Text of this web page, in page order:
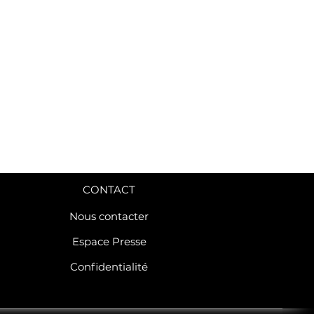
CONTACT
Nous contacter
Espace Presse
Confidentialité